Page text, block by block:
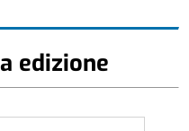
edizione